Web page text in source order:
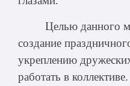
Целью данного
создание
укреплению
работать в коллективе.